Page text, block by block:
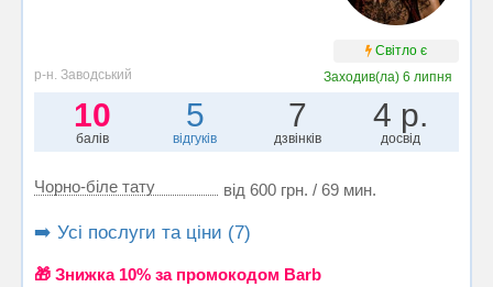
Світло є
р-н. Заводський
Заходив(ла)6 липня
10
балів
5
відгуків
7
дзвінків
4 р.
досвід
Чорно-біле тату від 600 грн. / 69 мин.
➡️ Усі послуги та ціни (7)
🎁 Знижка 10% за промокодом Barb